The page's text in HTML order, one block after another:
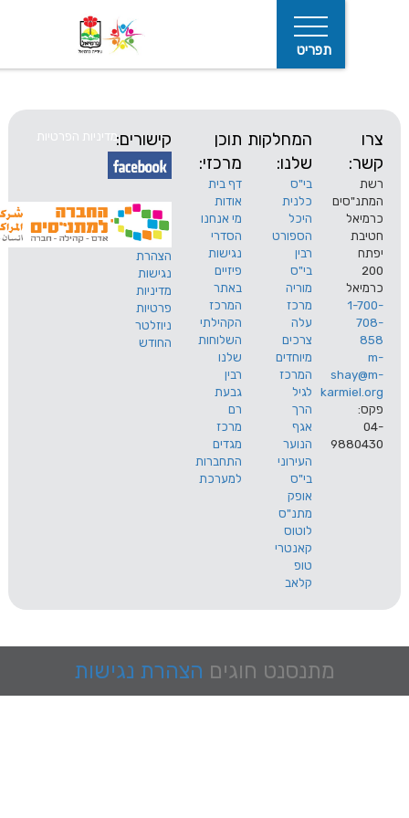
המחלקות
שלנו:
בי"ס
כלנית
היכל
הספורט
רבין
בי"ס
מוריה
מרכז
עלה
צרכים
מיוחדים
המרכז
לגיל
הרך
אגף
הנוער
תוכן
מרכזי:
דף בית
אודות
מי אנחנו
הסדרי
נגישות
פיזיים
באתר
המרכז
הקהילתי
השלוחות
שלנו
רבין
גבעת
רם
מרכז
מגדים
התחברות
למערכת
קישורים:
הצהרת
נגישות
מדיניות
פרטיות
ניוזלטר
החודש
מדיניות הפרטיות
מתנסנט חוגים הצהרת נגישות